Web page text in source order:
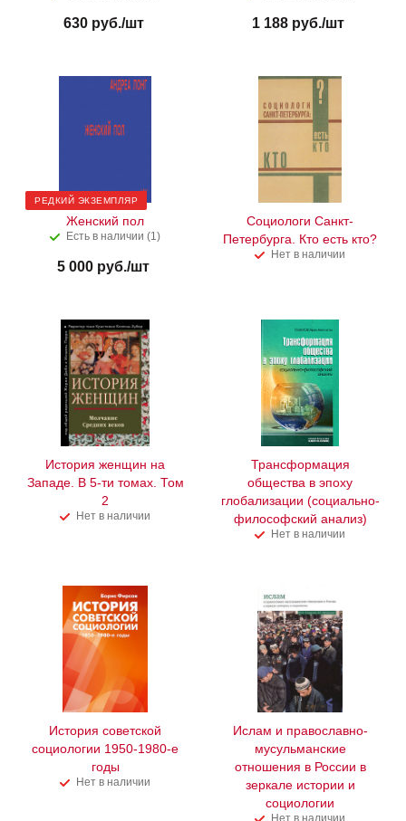
630руб./шт 1 188 руб./шт
РЕДКИЙ ЭКЗЕМПЛЯР
Женский пол
Есть в наличии (1)
5 000 руб./шт
Социологи Санкт-
Петербурга. Кто есть кто?
Нет в наличии
История женщин на
Западе. В 5-ти томах. Том
2
Нет в наличии
Трансформация
общества в эпоху
глобализации (социально-
философский анализ)
Нет в наличии
История советской
социологии 1950-1980-е
годы
Нет в наличии
Ислам и православно-
мусульманские
отношения в России в
зеркале истории и
социологии
Нет в наличии